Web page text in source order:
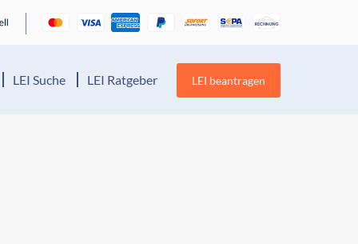
LEI Suche LEI Ratgeber LEI beantragen